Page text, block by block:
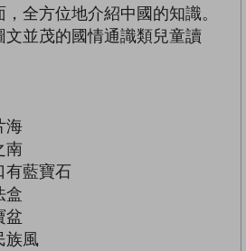
全方位地介紹中國的知識。
文並茂的國情通識類兒童讀
海
南
有藍寶石
盒
盆
族風